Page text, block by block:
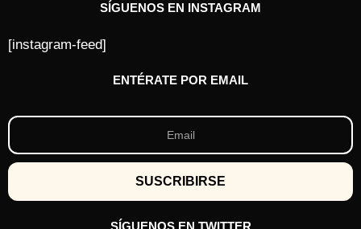
SÍGUENOS EN INSTAGRAM
[instagram-feed]
ENTÉRATE POR EMAIL
SÍGUENOS EN TWITTER